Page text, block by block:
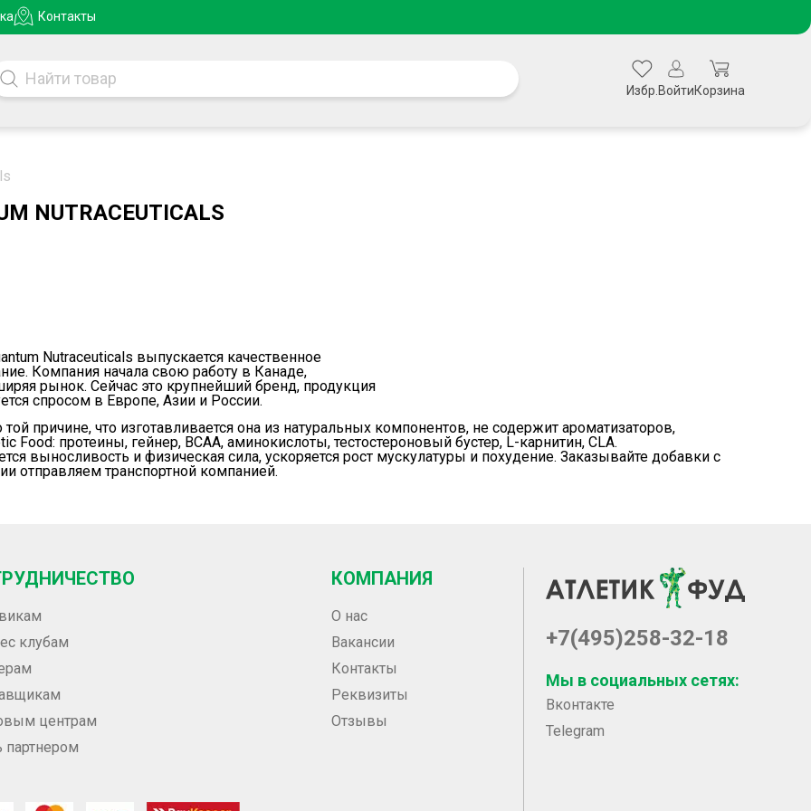
Контакты
Избр. ВойтиКорзина
NUTRACEUTICALS
Nutraceuticals выпускается качественное
Компания начала свою работу в Канаде,
рынок. Сейчас это крупнейший бренд, продукция
спросом в Европе, Азии и России.
причине, что изготавливается она из натуральных компонентов, не содержит ароматизаторов,
Food: протеины, гейнер, BCAA, аминокислоты,тестостероновый бустер, L-карнитин, CLA.
выносливость и физическая сила, ускоряется рост мускулатуры и похудение. Заказывайте добавки с
отправляем транспортной компанией.
клубам
центрам
партнером
КОМПАНИЯ
О нас
Вакансии
Контакты
Реквизиты
Отзывы
+7(495)258-32-18
Мы в социальных сетях:
Вконтакте
Telegram